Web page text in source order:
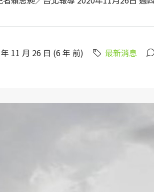
11 月 26 日 (6 年 前) 最新消息